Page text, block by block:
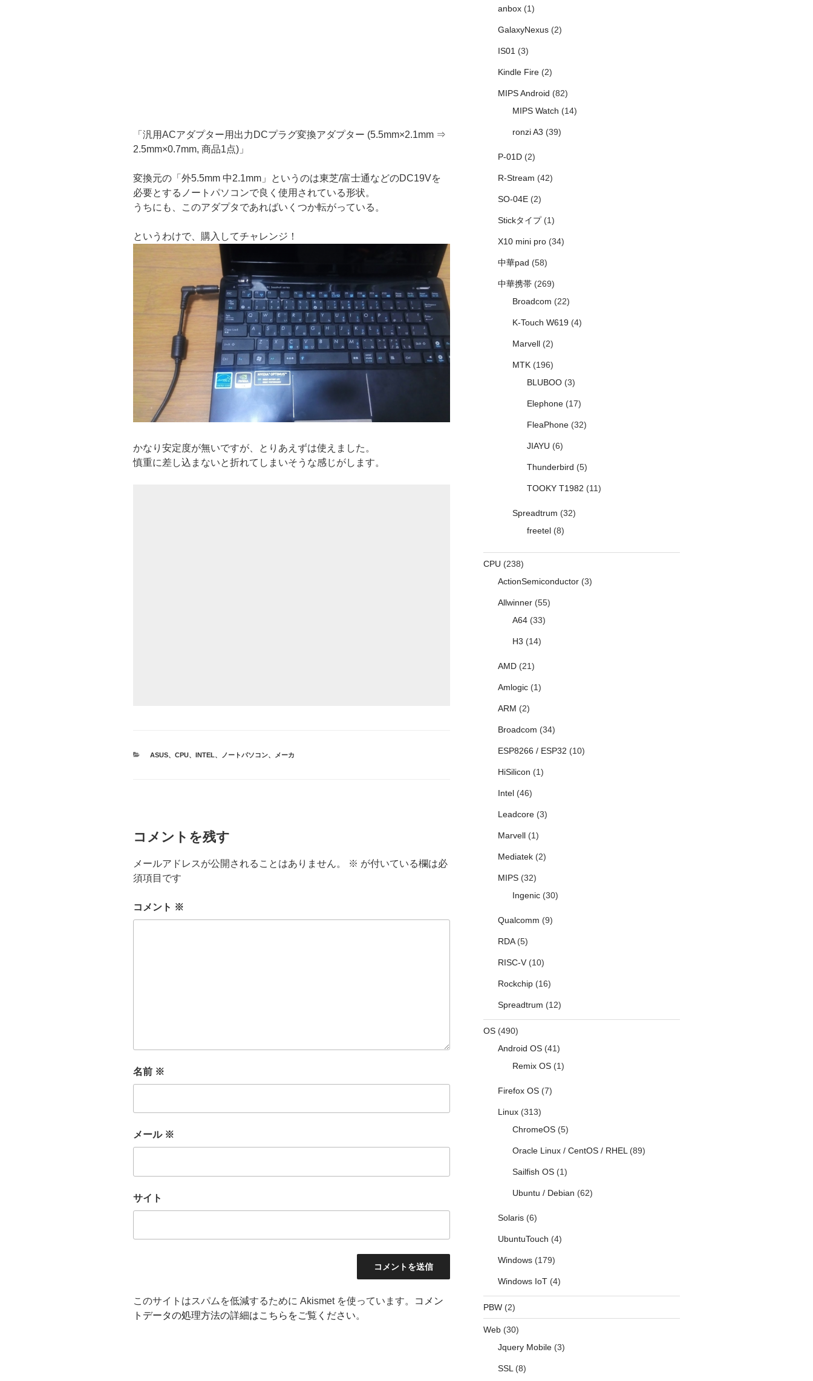
「汎用ACアダプター用出力DCプラグ変換アダプター (5.5mm×2.1mm ⇒
2.5mm×0.7mm, 商品1点)」
変換元の「外5.5mm 中2.1mm」というのは東芝/富士通などのDC19Vを
必要とするノートパソコンで良く使用されている形状。
うちにも、このアダプタであればいくつか転がっている。
というわけで、購入してチャレンジ！
かなり安定度が無いですが、とりあえずは使えました。
慎重に差し込まないと折れてしまいそうな感じがします。
カ
ASUS、 CPU、 INTEL、 ノートパソコン、 メーカ
コメントを残す
メールアドレスが公開されることはありません。 ※ が付いている欄は必
須項目です
コメント ※
名前 ※
メール ※
サイト
このサイトはスパムを低減するために Akismet を使っています。
コメン
トデータの処理方法の詳細はこちらをご覧ください。
anbox(1)
GalaxyNexus(2)
IS01(3)
Kindle Fire(2)
MIPS Android (82)
MIPS Watch (14)
ronzi A3 (39)
P-01D(2)
R-Stream (42)
SO-04E(2)
Stickタイプ(1)
X10 mini pro(34)
中華pad (58)
中華携帯(269)
Broadcom (22)
K-Touch W619(4)
Marvell(2)
MTK(196)
BLUBOO(3)
Elephone(17)
FleaPhone(32)
JIAYU (6)
Thunderbird (5)
TOOKY T1982 (11)
Spreadtrum (32)
freetel(8)
CPU (238)
ActionSemiconductor(3)
Allwinner(55)
A64(33)
H3 (14)
AMD(21)
Amlogic(1)
ARM (2)
Broadcom (34)
ESP8266 / ESP32 (10)
HiSilicon (1)
Intel(46)
Leadcore(3)
Marvell(1)
Mediatek(2)
MIPS(32)
Ingenic(30)
Qualcomm (9)
RDA(5)
RISC-V(10)
Rockchip(16)
Spreadtrum (12)
OS(490)
Android OS(41)
Remix OS(1)
Firefox OS(7)
Linux(313)
ChromeOS(5)
Oracle Linux / CentOS / RHEL(89)
Sailfish OS(1)
Ubuntu / Debian (62)
Solaris(6)
UbuntuTouch (4)
Windows(179)
Windows IoT(4)
PBW(2)
Web(30)
Jquery Mobile(3)
SSL(8)